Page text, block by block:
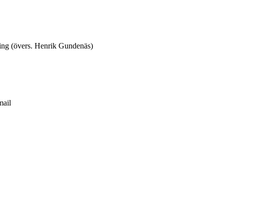
(övers. Henrik Gundenäs)